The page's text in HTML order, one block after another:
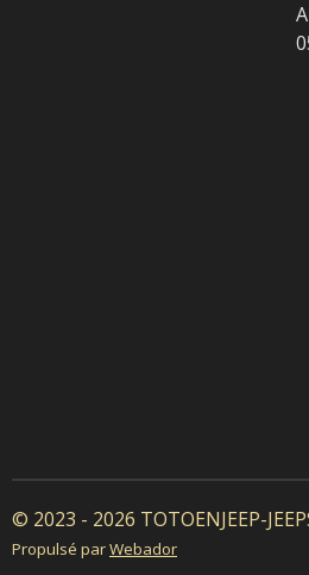
© 2023 - 2026 TOTOENJEEP-
Propulsé parWebador